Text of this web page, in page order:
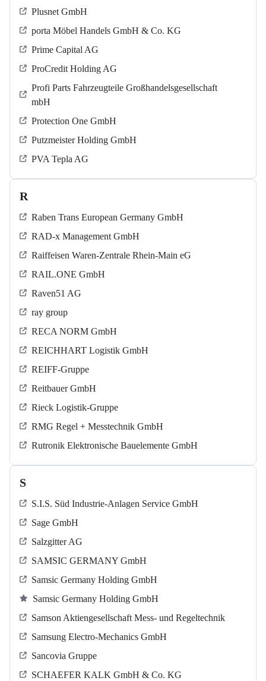
Plusnet GmbH
porta Möbel Handels GmbH & Co. KG
Prime Capital AG
ProCredit Holding AG
Profi Parts Fahrzeugteile Großhandelsgesellschaft
mbH
Protection One GmbH
Putzmeister Holding GmbH
PVA Tepla AG
R
Raben Trans European Germany GmbH
RAD-x Management GmbH
Raiffeisen Waren-Zentrale Rhein-Main eG
RAIL.ONE GmbH
Raven51 AG
ray group
RECA NORM GmbH
REICHHART Logistik GmbH
REIFF-Gruppe
Reitbauer GmbH
Rieck Logistik-Gruppe
RMG Regel + Messtechnik GmbH
Rutronik Elektronische Bauelemente GmbH
S
S.I.S. Süd Industrie-Anlagen Service GmbH
Sage GmbH
Salzgitter AG
SAMSIC GERMANY GmbH
Samsic Germany Holding GmbH
Samsic Germany Holding GmbH
Samson Aktiengesellschaft Mess- und Regeltechnik
Samsung Electro-Mechanics GmbH
Sancovia Gruppe
SCHAEFER KALK GmbH & Co. KG